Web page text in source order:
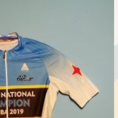
€ 69,95
Las
opciones
se
pueden
elegir
en
la
página
de
producto